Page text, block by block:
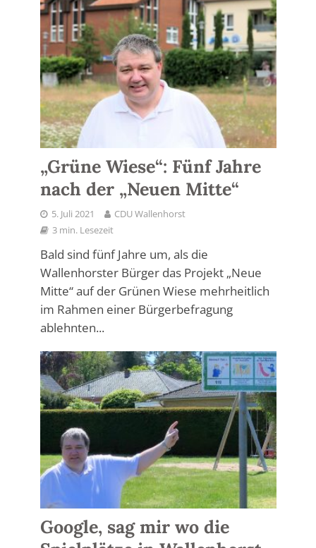
„Grüne Wiese“: Fünf Jahre
nach der „Neuen Mitte“
5. Juli 2021
CDU Wallenhorst
3 min. Lesezeit
Bald sind fünf Jahre um, als die
Wallenhorster Bürger das Projekt „Neue
Mitte“ auf der Grünen Wiese mehrheitlich
im Rahmen einer Bürgerbefragung
ablehnten...
Google, sag mir wo die